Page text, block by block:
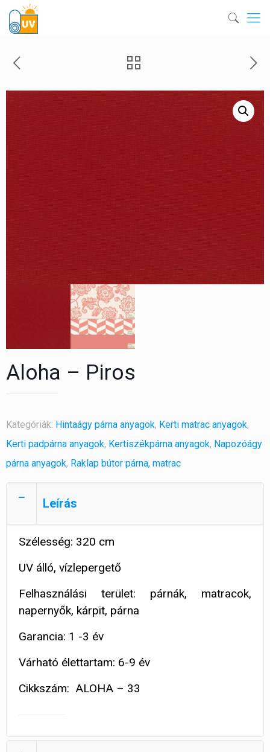
Aloha – Piros
Kategóriák: Hintaágy párna anyagok, Kerti matrac anyagok,
Kerti padpárna anyagok, Kertiszékpárna anyagok, Napozóágy
párna anyagok, Raklap bútor párna, matrac
Leírás
Szélesség: 320 cm
UV álló, vízlepergető
Felhasználási terület: párnák, matracok,
napernyők, kárpit, párna
Garancia: 1 -3 év
Várható élettartam: 6-9 év
Cikkszám: ALOHA – 33